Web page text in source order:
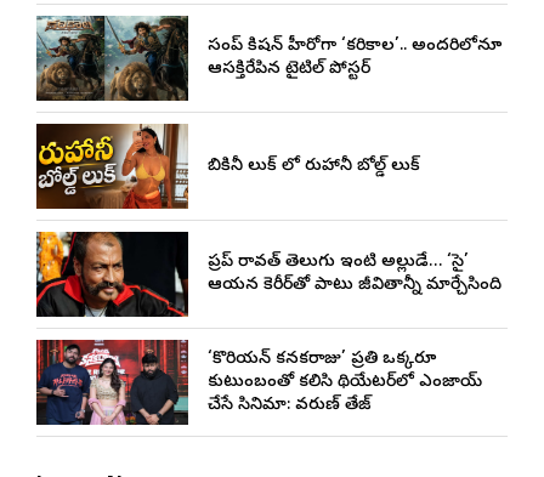
సందీప్ కిషన్ హీరోగా ‘కరికాల’.. అందరిలోనూ
ఆసక్తిరేపిన టైటిల్ పోస్టర్
బికినీ లుక్ లో రుహానీ బోల్డ్ లుక్
ప్రదీప్ రావత్ తెలుగు ఇంటి అల్లుడే… ‘సై’
ఆయన కెరీర్‌తో పాటు జీవితాన్నీ మార్చేసింది
‘కొరియన్ కనకరాజు’ ప్రతి ఒక్కరూ
కుటుంబంతో కలిసి థియేటర్‌లో ఎంజాయ్
చేసే సినిమా: వరుణ్ తేజ్